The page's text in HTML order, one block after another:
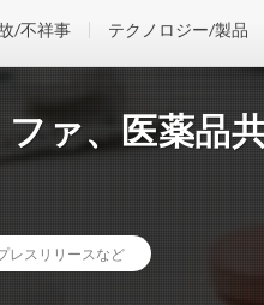
/不祥事 テクノロジー/製品
ァ、医薬品
レスリリースなど